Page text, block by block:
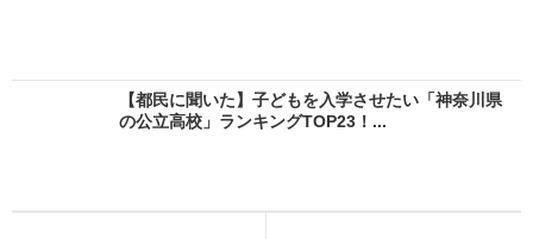
【都民に聞いた】子どもを入学させたい「神奈川県
の公立高校」ランキングTOP23！...